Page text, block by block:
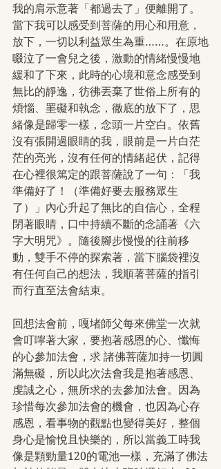
我的肩示意著「都過去了」便離開了。
當下我可以感受到菩薩的用心和用意，
放下，一切以利益眾生為重……。在原地
啜泣了一會兒之後，激動的情緒慢慢地
緩和了下來，此時的心境和意念感受到
無比的靜逸，彷彿丟棄了世俗上所有的
煩惱、罣礙和執念，徹底的放下了，思
緒像是歸零一樣，念頭一片空白。依舊
沒有張開過眼睛的我，眼前是一片白茫
茫的亮光，沒有任何的情緒起伏，記得
在心裡很篤定的跟菩薩說了一句：「我
準備好了！（準備好要去服務眾生
了）」內心升起了無比的自信心，全程
閉著眼睛，口中持續不斷的念誦著《六
字大明咒》。隨後腳步慢慢的往前移
動，雙手不停的探索著，當下腦袋裡沒
有任何自己的想法，我順著菩薩的指引
而行直至法會結束。
回想法會前，嘎堵師父每來佛堂一次就
會叮嚀著大家，要抱著感恩的心、懺悔
的心參加法會，求 諸佛菩薩加持一切圓
滿無礙，所以此次法會我是抱著感恩、
虔誠之心，無所求的去參加法會。因為
珍惜每次參加法會的機會，也因為心存
感恩，看事物的觀點也變得美好，整個
身心是愉悅且快樂的，所以當義工時我
像是顆勁量120的電池一樣，充滿了佛法